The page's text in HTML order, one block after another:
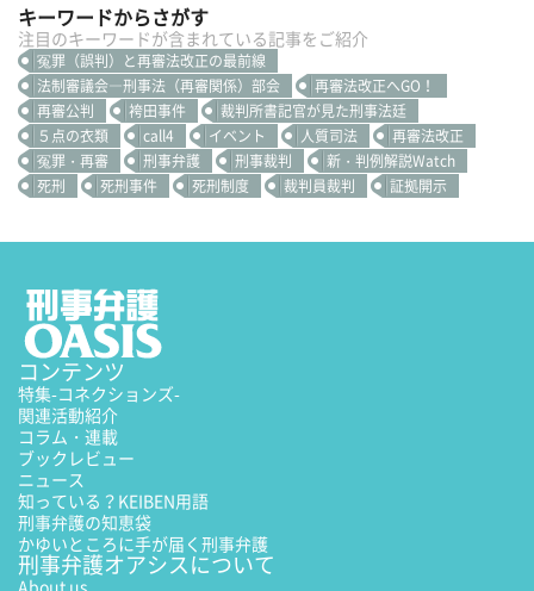
キーワードからさがす
注目のキーワードが含まれている記事をご紹介
冤罪（誤判）と再審法改正の最前線
法制審議会―刑事法（再審関係）部会
再審法改正へGO！
再審公判
袴田事件
裁判所書記官が見た刑事法廷
５点の衣類
call4 イベント 人質司法
再審法改正
冤罪・再審
刑事弁護 刑事裁判
新・判例解説Watch
死刑
死刑事件 死刑制度 裁判員裁判 証拠開示
コンテンツ
特集-コネクションズ-
関連活動紹介
コラム・連載
ブックレビュー
ニュース
知っている？KEIBEN用語
刑事弁護の知恵袋
かゆいところに手が届く刑事弁護
刑事弁護オアシスについて
About us